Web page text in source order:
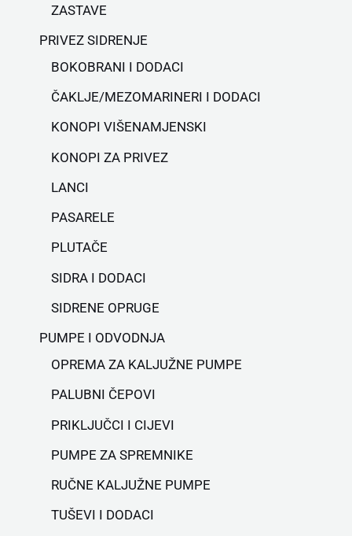
ZASTAVE
PRIVEZ SIDRENJE
BOKOBRANI I DODACI
ČAKLJE/MEZOMARINERI I DODACI
KONOPI VIŠENAMJENSKI
KONOPI ZA PRIVEZ
LANCI
PASARELE
PLUTAČE
SIDRA I DODACI
SIDRENE OPRUGE
PUMPE I ODVODNJA
OPREMA ZA KALJUŽNE PUMPE
PALUBNI ČEPOVI
PRIKLJUČCI I CIJEVI
PUMPE ZA SPREMNIKE
RUČNE KALJUŽNE PUMPE
TUŠEVI I DODACI